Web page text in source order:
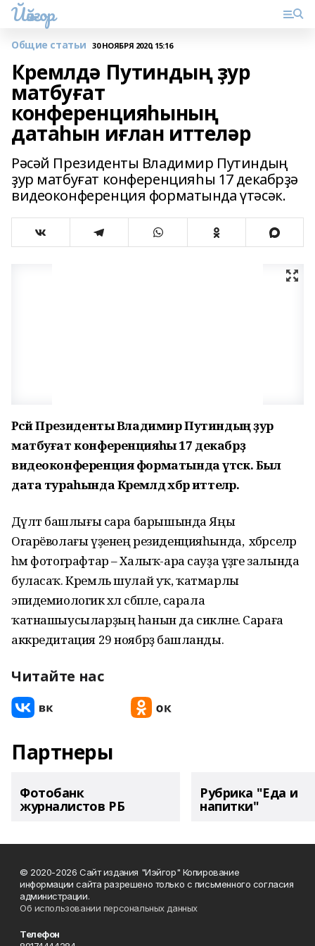
Йәйғор
Общие статьи 30 НОЯБРЯ 2020, 15:16
Кремлдә Путиндың ҙур
матбуғат
конференцияһының
датаһын иғлан иттеләр
Рәсәй Президенты Владимир Путиндың
ҙур матбуғат конференцияһы 17 декабрҙә
видеоконференция форматында үтәсәк.
Рәсәй Президенты Владимир Путиндың ҙур
матбуғат конференцияһы 17 декабрҙә
видеоконференция форматында үтәсәк. Был
дата тураһында Кремлдә хәбәр иттеләр.
Дәүләт башлығы сара барышында Яңы
Огарёволағы үҙенең резиденцияһында, ә хәбәрселәр
һәм фотографтар – Халыҡ-ара сауҙа үҙәге залында
буласаҡ. Кремль шулай уҡ, ҡатмарлы
эпидемиологик хәл сәбәпле, сарала
ҡатнашыусыларҙың һанын да сикләне. Сараға
аккредитация 29 ноябрҙә башланды.
Читайте нас
Партнеры
Фотобанк
журналистов РБ
Рубрика "Еда и
напитки"
© 2020-2026 Сайт издания "Иэйгор" Копирование
информации сайта разрешено только с письменного согласия
администрации.
Об использовании персональных данных
Телефон